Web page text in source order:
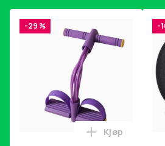
-29 %
Legg
Kjøp
-